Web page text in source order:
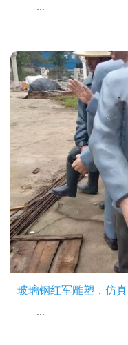
...
玻璃钢红军雕塑，仿
...